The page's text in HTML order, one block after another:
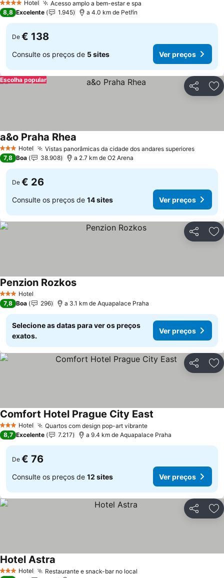
4 EstrelasHotel Acesso amplo a bem-estar e spa
8,8 Excelente 1.945 a 4.0 km de Petřín
De € 138
Consulte os preços de 5 sites Ver preços
Partilhar
Escolha popular
3 EstrelasHotel Vistas panorâmicas da cidade dos andares superiores
a&o Praha Rhea
7,8 Boa 38.908 a 2.7 km de O2 Arena
De € 26
Consulte os preços de 14 sites Ver preços
Partilhar
3 EstrelasHotel
Penzion Rozkos
7,8 Boa 296 a 3.1 km de Aquapalace Praha
Selecione as datas para ver os preços
exatos.
Ver preços
Partilhar
3 EstrelasHotel Quartos com design pop-art vibrante
Comfort Hotel Prague City East
8,7 Excelente 7.217 a 9.4 km de Aquapalace Praha
De € 76
Consulte os preços de 12 sites Ver preços
Partilhar
3 EstrelasHotel Restaurante e snack-bar no local
Hotel Astra